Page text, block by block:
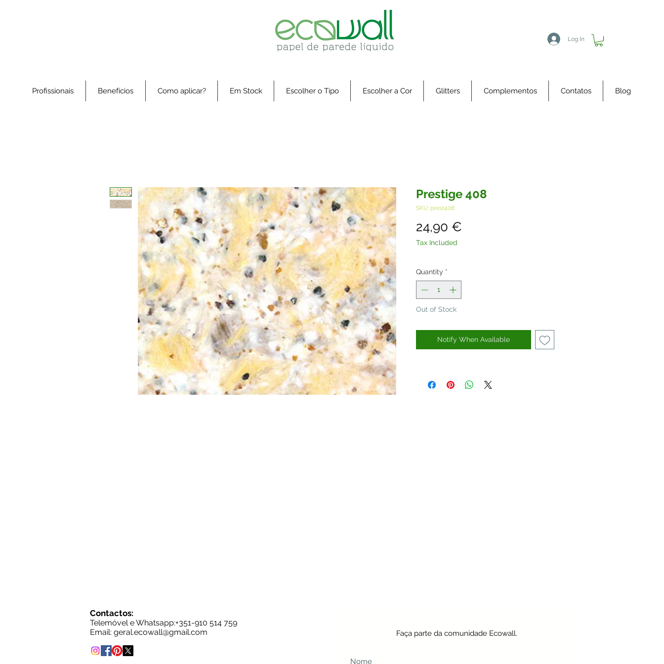
Log In
Profissionais Benefícios Como aplicar? Em Stock Escolher o Tipo Escolher a Cor Glitters Complementos Contatos Blog
Prestige 408
SKU: prest408
24,90 €
Tax Included
Quantity *
Out of Stock
Notify When Available
Contactos:
Telemóvel e Whatsapp:+351-910 514 759
Email: geral.ecowall@gmail.com Faça parte da comunidade Ecowall.